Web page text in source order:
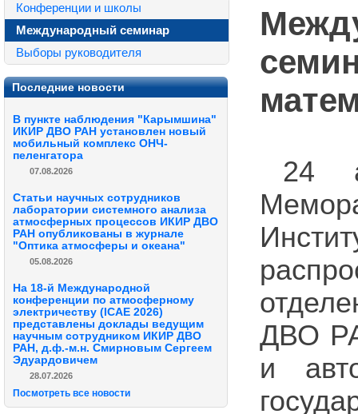
Конференции и школы
Международный семинар
Выборы руководителя
Последние новости
В пункте наблюдения "Карымшина"
ИКИР ДВО РАН установлен новый
мобильный комплекс ОНЧ-
пеленгатора
07.08.2026
Статьи научных сотрудников
лаборатории системного анализа
атмосферных процессов ИКИР ДВО
РАН опубликованы в журнале
"Оптика атмосферы и океана"
05.08.2026
На 18-й Международной
конференции по атмосферному
электричеству (ICAE 2026)
представлены доклады ведущим
научным сотрудником ИКИР ДВО
РАН, д.ф.-м.н. Смирновым Сергеем
Эдуардовичем
28.07.2026
Посмотреть все новости
24
ДВО
и